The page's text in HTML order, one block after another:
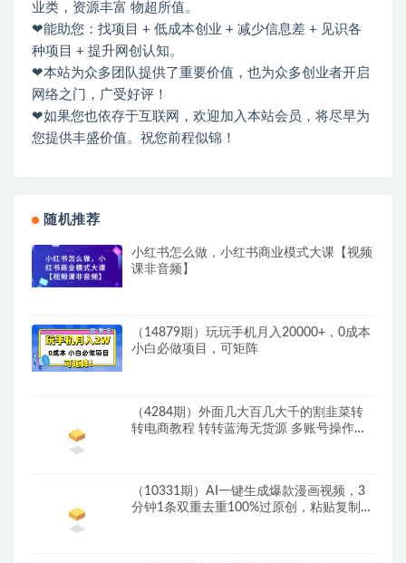
业类，资源丰富 物超所值。
❤能助您：找项目 + 低成本创业 + 减少信息差 + 见识各
种项目 + 提升网创认知。
❤本站为众多团队提供了重要价值，也为众多创业者开启
网络之门，广受好评！
❤如果您也依存于互联网，欢迎加入本站会员，将尽早为
您提供丰盛价值。祝您前程似锦！
随机推荐
小红书怎么做，小红书商业模式大课【视频
课非音频】
（14879期）玩玩手机月入20000+，0成本
小白必做项目，可矩阵
（4284期）外面几大百几大千的割韭菜转
转电商教程 转转蓝海无货源 多账号操作月
（10331期）AI一键生成爆款漫画视频，3
分钟1条双重去重100%过原创，粘贴复制日